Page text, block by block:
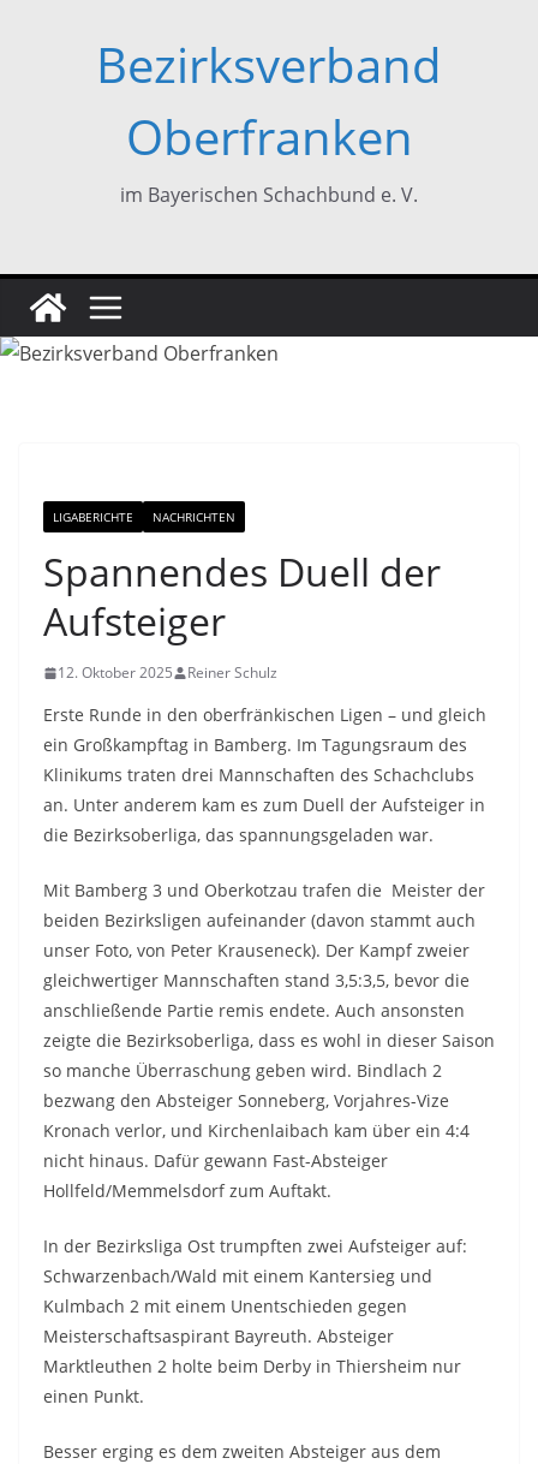
Bezirksverband
Oberfranken
im Bayerischen Schachbund e. V.
LIGABERICHTE NACHRICHTEN
Spannendes Duell der
Aufsteiger
12. Oktober 2025 Reiner Schulz
Erste Runde in den oberfränkischen Ligen – und gleich
ein Großkampftag in Bamberg. Im Tagungsraum des
Klinikums traten drei Mannschaften des Schachclubs
an. Unter anderem kam es zum Duell der Aufsteiger in
die Bezirksoberliga, das spannungsgeladen war.
Mit Bamberg 3 und Oberkotzau trafen die Meister der
beiden Bezirksligen aufeinander (davon stammt auch
unser Foto, von Peter Krauseneck). Der Kampf zweier
gleichwertiger Mannschaften stand 3,5:3,5, bevor die
anschließende Partie remis endete. Auch ansonsten
zeigte die Bezirksoberliga, dass es wohl in dieser Saison
so manche Überraschung geben wird. Bindlach 2
bezwang den Absteiger Sonneberg, Vorjahres-Vize
Kronach verlor, und Kirchenlaibach kam über ein 4:4
nicht hinaus. Dafür gewann Fast-Absteiger
Hollfeld/Memmelsdorf zum Auftakt.
In der Bezirksliga Ost trumpften zwei Aufsteiger auf:
Schwarzenbach/Wald mit einem Kantersieg und
Kulmbach 2 mit einem Unentschieden gegen
Meisterschaftsaspirant Bayreuth. Absteiger
Marktleuthen 2 holte beim Derby in Thiersheim nur
einen Punkt.
Besser erging es dem zweiten Absteiger aus dem